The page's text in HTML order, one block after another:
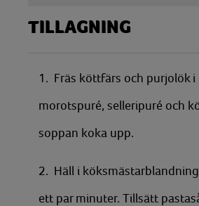
TILLAGNING
1. Fräs köttfärs och purjolök
morotspuré, selleripuré och
soppan koka upp.
2. Häll i
ett par minuter. Tillsätt